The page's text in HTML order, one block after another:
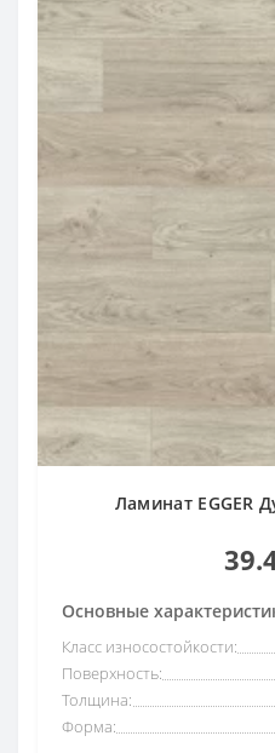
Ламинат EGGER
Основные
Класс износостойкости:
Поверхность:
Толщина:
Форма: